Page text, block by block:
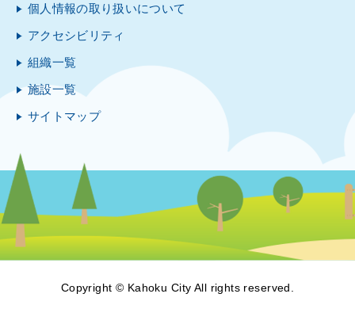
個人情報の取り扱いについて
アクセシビリティ
組織一覧
施設一覧
サイトマップ
Copyright © Kahoku City All rights reserved.